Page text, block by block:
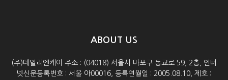
ABOUT US
(주)데일리엔케이 주소 : (04018) 서울시 마포구 동교로 59, 2층, 인터
넷신문등록번호 : 서울 아00016, 등록연월일 : 2005.08.10, 제호 :